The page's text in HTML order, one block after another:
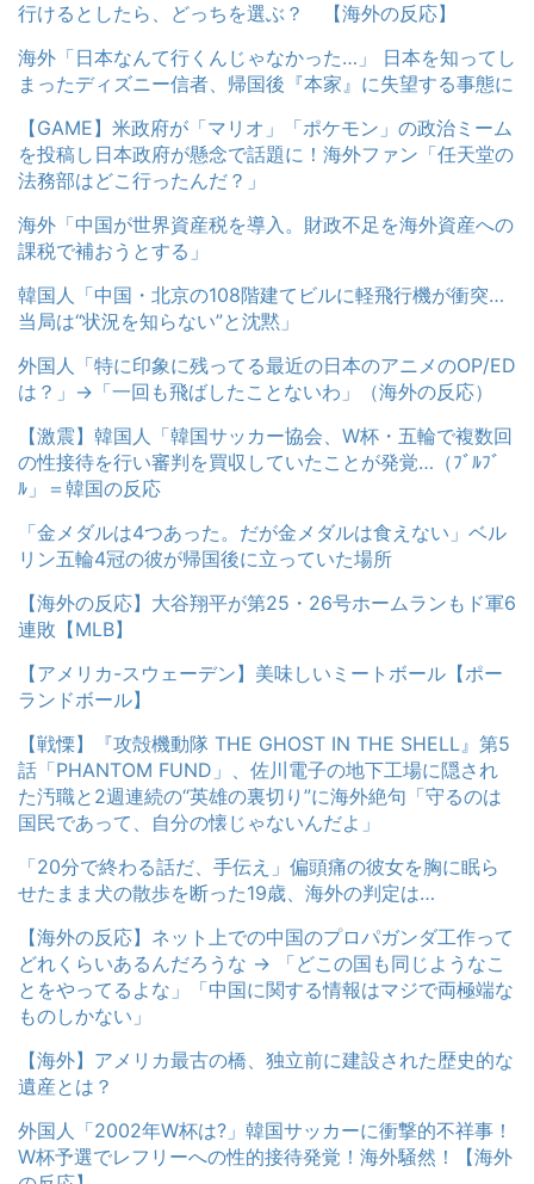
行けるとしたら、どっちを選ぶ？ 【海外の反応】
海外「日本なんて行くんじゃなかった…」 日本を知ってし
まったディズニー信者、帰国後『本家』に失望する事態に
【GAME】米政府が「マリオ」「ポケモン」の政治ミーム
を投稿し日本政府が懸念で話題に！海外ファン「任天堂の
法務部はどこ行ったんだ？」
海外「中国が世界資産税を導入。財政不足を海外資産への
課税で補おうとする」
韓国人「中国・北京の108階建てビルに軽飛行機が衝突…
当局は“状況を知らない”と沈黙」
外国人「特に印象に残ってる最近の日本のアニメのOP/ED
は？」→「一回も飛ばしたことないわ」（海外の反応）
【激震】韓国人「韓国サッカー協会、W杯・五輪で複数回
の性接待を行い審判を買収していたことが発覚…（ﾌﾞﾙﾌﾞ
ﾙ」＝韓国の反応
「金メダルは4つあった。だが金メダルは食えない」ベル
リン五輪4冠の彼が帰国後に立っていた場所
【海外の反応】大谷翔平が第25・26号ホームランもド軍6
連敗【MLB】
【アメリカ-スウェーデン】美味しいミートボール【ポー
ランドボール】
【戦慄】『攻殻機動隊 THE GHOST IN THE SHELL』第5
話「PHANTOM FUND」、佐川電子の地下工場に隠され
た汚職と2週連続の“英雄の裏切り”に海外絶句「守るのは
国民であって、自分の懐じゃないんだよ」
「20分で終わる話だ、手伝え」偏頭痛の彼女を胸に眠ら
せたまま犬の散歩を断った19歳、海外の判定は…
【海外の反応】ネット上での中国のプロパガンダ工作って
どれくらいあるんだろうな → 「どこの国も同じようなこ
とをやってるよな」「中国に関する情報はマジで両極端な
ものしかない」
【海外】アメリカ最古の橋、独立前に建設された歴史的な
遺産とは？
外国人「2002年W杯は?」韓国サッカーに衝撃的不祥事！
W杯予選でレフリーへの性的接待発覚！海外騒然！【海外